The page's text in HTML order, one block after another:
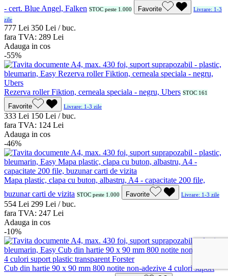
- cert. Blue Angel, Falken STOC peste 1.000 Favorite
Livrare: 1-3
zile
777 Lei 350 Lei / buc.
fara TVA: 289 Lei
Adauga in cos
-55%
Rezerva roller Fiktion, cerneala speciala - negru, Ubers STOC 161
Favorite Livrare: 1-3 zile
333 Lei 1 50 Lei / buc.
fara TVA: 1 24 Lei
Adauga in cos
-46%
Mapa plastic, clapa cu buton, albastru, A4 - capacitate 200 file,
buzunar carti de vizita STOC peste 1.000 Favorite Livrare: 1-3 zile
554 Lei 299 Lei / buc.
fara TVA: 247 Lei
Adauga in cos
-10%
Cub din hartie 90 x 90 mm 800 notite non-adezive 4 culori suport